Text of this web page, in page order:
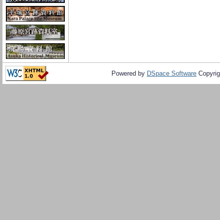
Powered by DSpace Software